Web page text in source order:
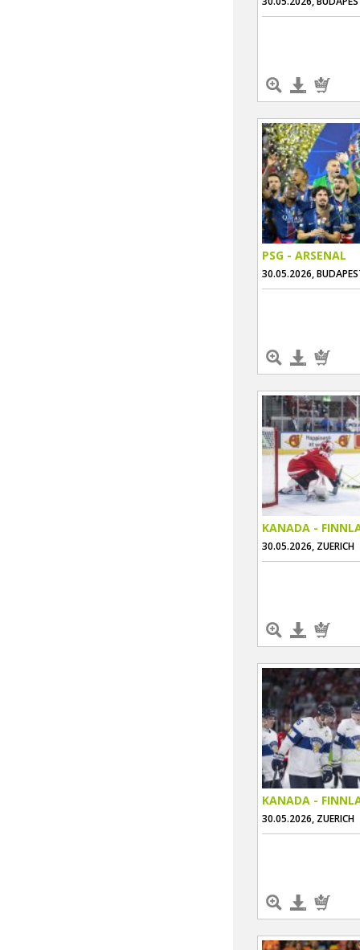
PSG - ARSENAL
30.05.2026,
KANADA -
30.05.2026, ZUERICH
KANADA -
30.05.2026, ZUERICH